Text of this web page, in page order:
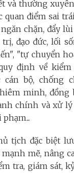
và thường
quan điểm sai
chặn, đẩy
đạo đức, lối
"tự chuyển
định về kiểm
bộ, chống
minh, đồng
chính và xử
tịch đặc biệt
mẽ, nâng
tra, giám sát,